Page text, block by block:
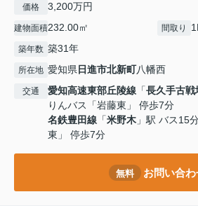
価格 3,200万円
建物面積232.00㎡ 間取り
築年数 築31年
所在地 愛知県日進市北新町八幡西
交通 愛知高速東部丘陵線 「長久手古戦
りんバス「岩藤東」 停歩7分
名鉄豊田線 「米野木 」駅 バス15
東」 停歩7分
無料 お問い合わ